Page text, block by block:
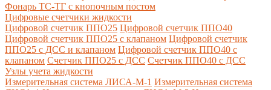
Фонарь ТС-ТГ с кнопочным постом
Цифровые счетчики жидкости
Цифровой счетчик ППО25 Цифровой счетчик ППО40
Цифровой счетчик ППО25 с клапаном Цифровой счетчик
ППО25 с ДСС и клапаном Цифровой счетчик ППО40 с
клапаном Счетчик ППО25 с ДСС Счетчик ППО40 с ДСС
Узлы учета жидкости
Измерительная система ЛИСА-М-1 Измерительная система